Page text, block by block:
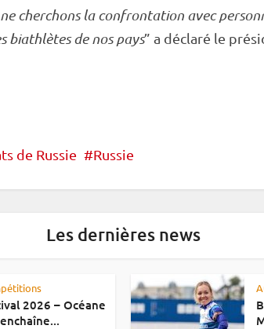
cherchons la confrontation avec
biathlètes de nos pays” a déclaré le
de Russie Russie
Les dernières news
2026 – Océane